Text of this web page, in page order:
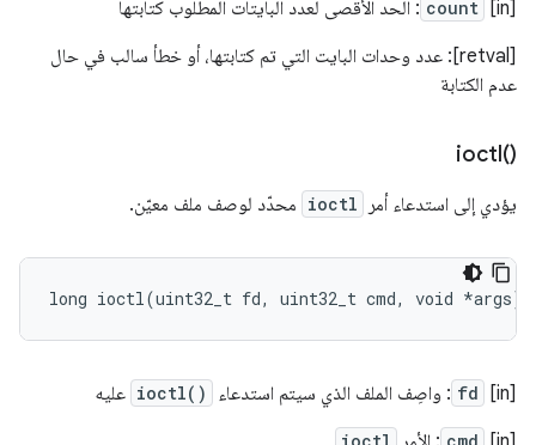
[in]
count : الحد الأقصى لعدد البايتات المطلوب كتابتها
[retval]: عدد وحدات البايت التي تم كتابتها، أو خطأ سالب في حال
عدم الكتابة
ioctl()‎
يؤدي إلى استدعاء أمر ioctl محدّد لوصف ملف معيّن.
long ioctl(uint32_t fd, uint32_t cmd, void *args);
[in]
fd : واصِف الملف الذي سيتم استدعاء ioctl() عليه